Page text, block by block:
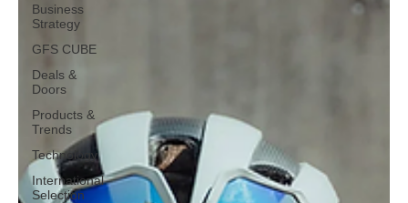
Business
Strategy
GFS CUBE
Deals &
Doors
Products &
Trends
Technology
International
Selection